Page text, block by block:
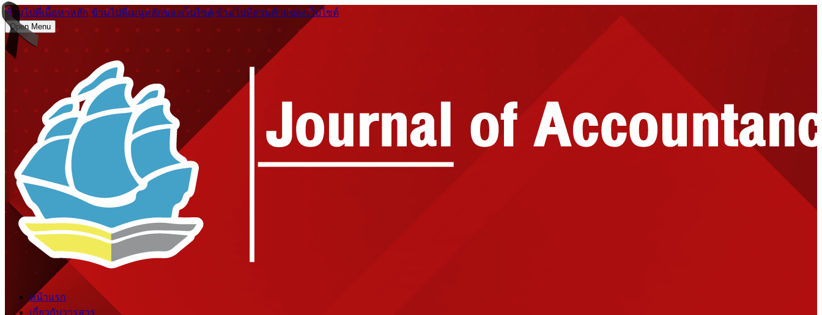
ข้ามไปที่เนื้อหาหลัก ข้ามไปที่เมนูหลักของเว็บไซต์ ข้ามไปที่ส่วนท้ายของเว็บไซต์
Open Menu
หน้าแรก
เกี่ยวกับวารสาร